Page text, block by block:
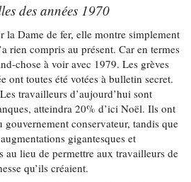
des années 1970
la Dame de fer, elle montre simplement
rien compris au présent. Car en termes
chose à voir avec 1979. Les grèves
ont toutes été votées à bulletin secret.
travailleurs d’aujourd’hui sont
atteindra 20% d’ici Noël. Ils ont
conservateur, tandis que
gigantesques et
au lieu de permettre aux travailleurs de
qu’ils créaient.